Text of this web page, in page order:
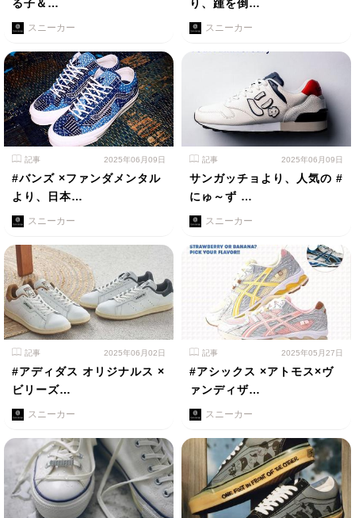
る子＆…
スニーカー
り、踵を倒…
スニーカー
記事 2025年06月09日
#バンズ ×ファンダメンタル
より、日本…
スニーカー
記事 2025年06月09日
サンガッチョより、人気の #
にゅ～ず …
スニーカー
記事 2025年06月02日
#アディダス オリジナルス ×
ビリーズ…
スニーカー
記事 2025年05月27日
#アシックス ×アトモス×ヴ
ァンディザ…
スニーカー